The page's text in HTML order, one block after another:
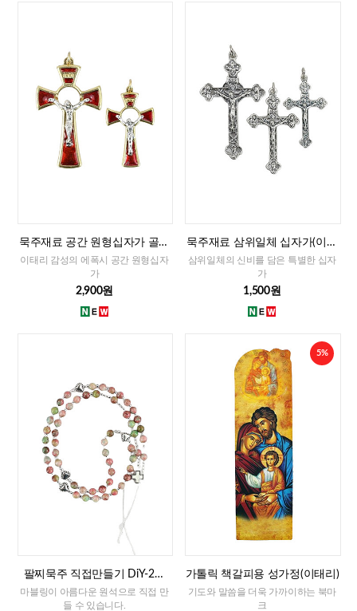
묵주재료 공간 원형십자가 골드
레드(이태리)-대,소
이태리 감성의 에폭시 공간 원형십자
가
2,900원
묵주재료 삼위일체 십자가(이태
리)-대,중,소
삼위일체의 신비를 담은 특별한 십자
가
1,500원
팔찌묵주 직접만들기 DiY-2줄
팔찌묵주 화만옥 4mm
마블링이 아름다운 원석으로 직접 만
들 수 있습니다.
5%
가톨릭 책갈피용 성가정(이태리)
기도와 말씀을 더욱 가까이하는 북마
크